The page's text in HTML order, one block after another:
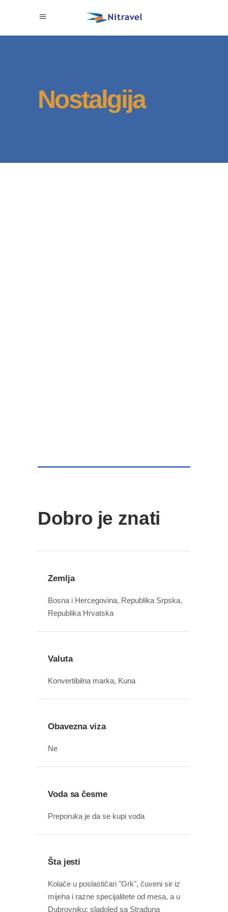
Nostalgija
Dobro je znati
Zemlja
Bosna i Hercegovina, Republika Srpska,
Republika Hrvatska
Valuta
Konvertibilna marka, Kuna
Obavezna viza
Ne
Voda sa česme
Preporuka je da se kupi voda
Šta jesti
Kolače u poslastičari "Grk", čuveni sir iz
mijeha i razne specijalitete od mesa, a u
Dubrovniku: sladoled sa Straduna